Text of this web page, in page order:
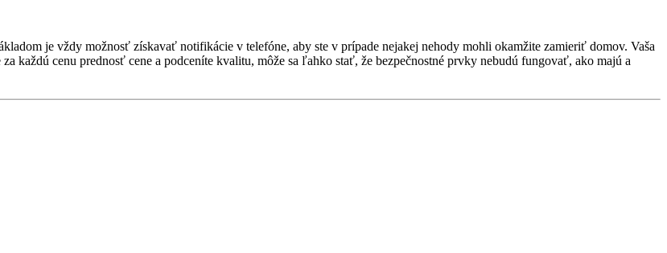
je vždy možnosť získavať notifikácie v telefóne, aby ste v prípade nejakej nehody mohli okamžite zamieriť domov. Vaša
každú cenu prednosť cene a podceníte kvalitu, môže sa ľahko stať, že bezpečnostné prvky nebudú fungovať, ako majú a